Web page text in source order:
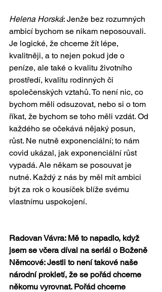
Helena Horská: Jenže bez rozumných
ambicí bychom se nikam neposouvali.
Je logické, že chceme žít lépe,
kvalitněji, a to nejen pokud jde o
peníze, ale také o kvalitu životního
prostředí, kvalitu rodinných či
společenských vztahů. To není nic, co
bychom měli odsuzovat, nebo si o tom
říkat, že bychom se toho měli vzdát. Od
každého se očekává nějaký posun,
růst. Ne nutně exponenciální; to nám
covid ukázal, jak exponenciální růst
vypadá. Ale někam se posouvat je
nutné. Každý z nás by měl mít ambici
být za rok o kousíček blíže svému
vlastnímu uspokojení.
Radovan Vávra: Mě to napadlo, když
jsem se včera díval na seriál o Boženě
Němcové: Jestli to není takové naše
národní prokletí, že se pořád chceme
někomu vyrovnat. Pořád chceme